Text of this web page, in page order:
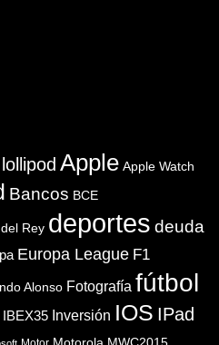
Apple Apple Watch
Bancos BCE
Rey deportes deuda
Europa League F1
Alonso Fotografía fútbol
IBEX35 Inversión IOS IPad
Motorola MWC2015